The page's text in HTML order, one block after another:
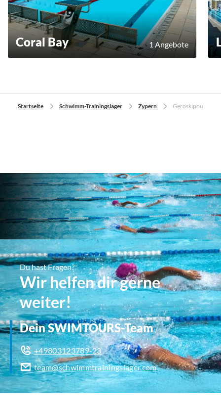
Coral Bay 1 Angebote
Startseite Schwimm-Trainingslager Zypern Geroskipou
Du hast Fragen?
Wir helfen dir gerne
weiter!
Dein SWIMTOURS-Team
+49803123789-23
team@schwimmtrainingslager.com